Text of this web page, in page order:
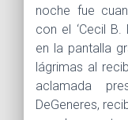
noche fue
con el ‘Cecil B.
en la pantalla
lágrimas al
aclamada
DeGeneres,